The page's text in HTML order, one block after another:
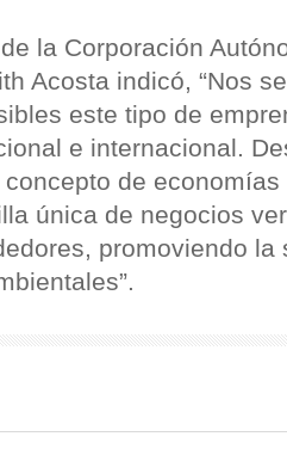
la Corporación
Acosta indicó, “Nos
este tipo de
e internacional.
de
única de negocios
promoviendo la